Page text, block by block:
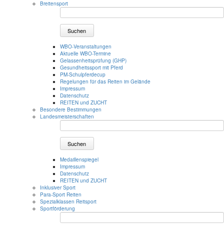
Breitensport
Suchen
WBO-Veranstaltungen
Aktuelle WBO-Termine
Gelassenheitsprüfung (GHP)
Gesundheitssport mit Pferd
PM-Schulpferdecup
Regelungen für das Reiten im Gelände
Impressum
Datenschutz
REITEN und ZUCHT
Besondere Bestimmungen
Landesmeisterschaften
Suchen
Medaillenspiegel
Impressum
Datenschutz
REITEN und ZUCHT
Inklusiver Sport
Para-Sport Reiten
Spezialklassen Reitsport
Sportförderung